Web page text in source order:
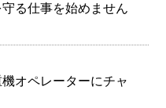
る仕事を始めません
オペレーターにチャ